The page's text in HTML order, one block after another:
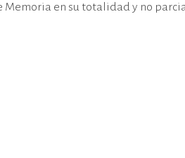
en su totalidad y no